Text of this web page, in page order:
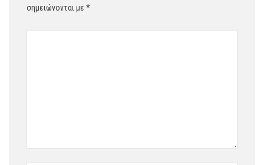
σημειώνονται με *